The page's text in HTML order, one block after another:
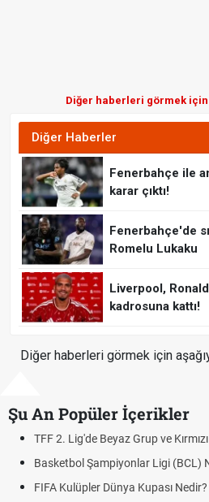
Diğer haberleri görmek için
Diğer Haberler
Fenerbahçe ile
karar çıktı!
Fenerbahçe'de
Romelu Lukaku
Liverpool,
kadrosuna kattı!
Diğer haberleri görmek için
Şu An Popüler İçerikler
Grup Nedir?
Nedir? Formatı Nasıl İşler?
Yeni Format Nasıl İşler?